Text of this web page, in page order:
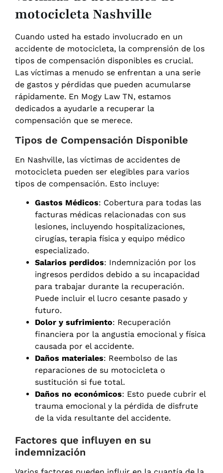
motocicleta Nashville
Cuando usted ha estado involucrado en un
accidente de motocicleta, la comprensión de los
tipos de compensación disponibles es crucial.
Las víctimas a menudo se enfrentan a una serie
de gastos y pérdidas que pueden acumularse
rápidamente. En Mogy Law TN, estamos
dedicados a ayudarle a recuperar la
compensación que se merece.
Tipos de Compensación Disponible
En Nashville, las víctimas de accidentes de
motocicleta pueden ser elegibles para varios
tipos de compensación. Esto incluye:
Gastos Médicos: Cobertura para todas las
facturas médicas relacionadas con sus
lesiones, incluyendo hospitalizaciones,
cirugías, terapia física y equipo médico
especializado.
Salarios perdidos: Indemnización por los
ingresos perdidos debido a su incapacidad
para trabajar durante la recuperación.
Puede incluir el lucro cesante pasado y
futuro.
Dolor y sufrimiento: Recuperación
financiera por la angustia emocional y física
causada por el accidente.
Daños materiales: Reembolso de las
reparaciones de su motocicleta o
sustitución si fue total.
Daños no económicos: Esto puede cubrir el
trauma emocional y la pérdida de disfrute
de la vida resultante del accidente.
Factores que influyen en su
indemnización